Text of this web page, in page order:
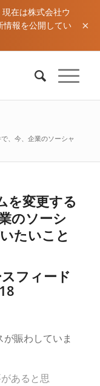
在は株式会社ウ
情報を公開してい
×
、今、企業のソーシャ
を変更する
のソーシ
たいこと
フィード
賑わしていま
あると思